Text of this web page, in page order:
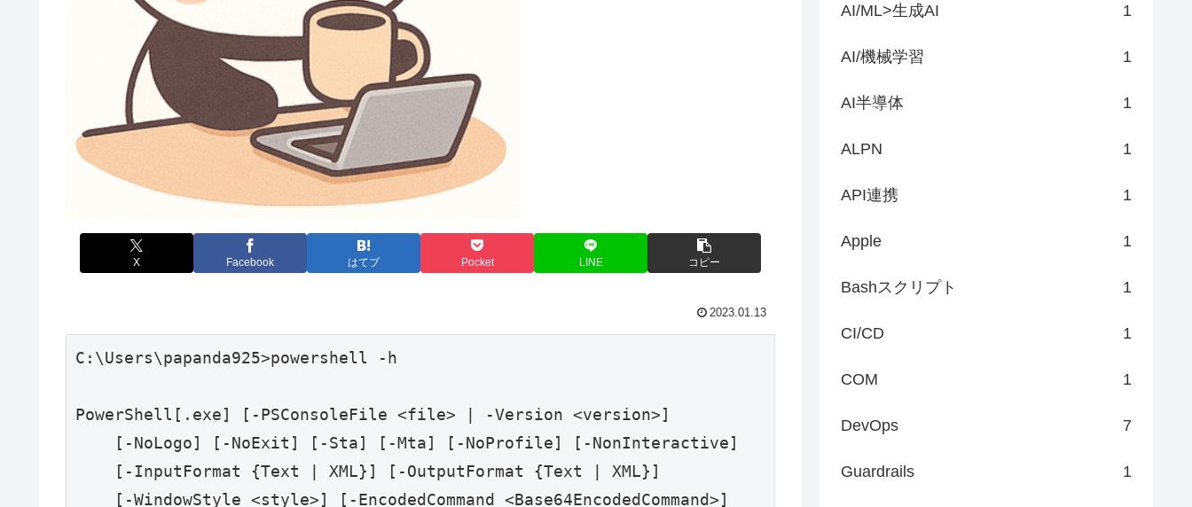
X Facebook はてブ Pocket LINE コピー
2023.01.13
C:\Users\papanda925>powershell -h
PowerShell[.exe] [-PSConsoleFile <file> | -Version <version>]
AI/ML>生成AI 1
AI/機械学習 1
AI半導体 1
ALPN 1
API連携 1
Apple 1
Bashスクリプト 1
CI/CD 1
COM 1
DevOps 7
Guardrails 1